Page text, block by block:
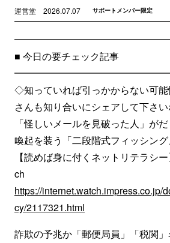
運営堂 2026.07.07 サポートメンバー限定
■ 今日の要チェック記事
◇知っていれば引っかからない可
さんも知り合いにシェアして下さい
「怪しいメールを見破った人」が
喚起を装う「二段階式フィッシング
【読めば身に付くネットリテラシ
ch
https://internet.watch.impress.co.jp/
cy/2117321.html
詐欺の予兆か「郵便局員」「税関